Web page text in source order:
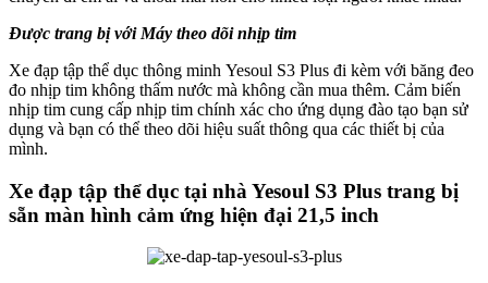
Được trang bị với Máy theo dõi nhịp tim
Xe đạp tập thể dục thông minh Yesoul S3 Plus đi kèm với băng đeo
đo nhịp tim không thấm nước mà không cần mua thêm. Cảm biến
nhịp tim cung cấp nhịp tim chính xác cho ứng dụng đào tạo bạn sử
dụng và bạn có thể theo dõi hiệu suất thông qua các thiết bị của
mình.
Xe đạp tập thể dục tại nhà Yesoul S3 Plus trang bị
sẵn màn hình cảm ứng hiện đại 21,5 inch